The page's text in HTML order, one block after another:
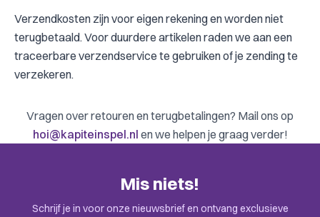
Verzendkosten zijn voor eigen rekening en worden niet
terugbetaald. Voor duurdere artikelen raden we aan een
traceerbare verzendservice te gebruiken of je zending te
verzekeren.
Vragen over retouren en terugbetalingen? Mail ons op
hoi@kapiteinspel.nl en we helpen je graag verder!
Mis niets!
Schrijf je in voor onze nieuwsbrief en ontvang exclusieve